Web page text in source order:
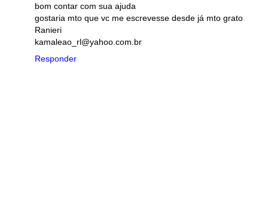
bom contar com sua ajuda
gostaria mto que vc me escrevesse desde já mto grato
Ranieri
kamaleao_rl@yahoo.com.br
Responder